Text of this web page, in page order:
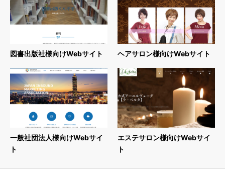
図書出版社様向けWebサイト ヘアサロン様向けWebサイト
一般社団法人様向けWebサイ
ト
エステサロン様向けWebサイ
ト